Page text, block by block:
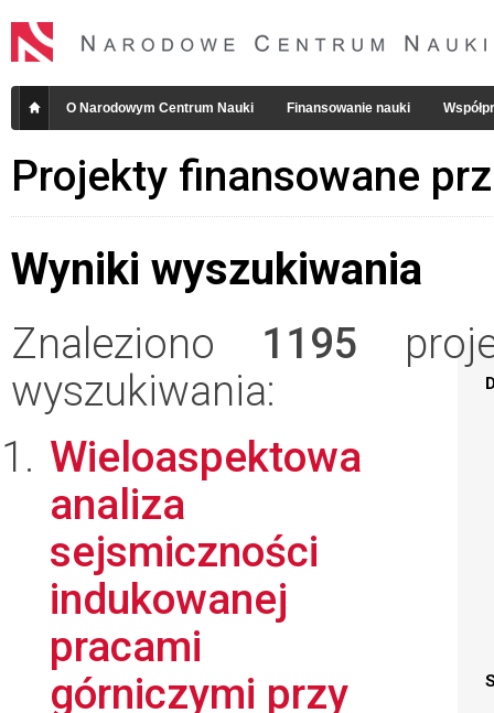
O Narodowym Centrum Nauki Finansowanie nauki
Projekty finansowane
Wyniki wyszukiwania
Znaleziono 1195
wyszukiwania:
Wieloaspektowa
analiza
sejsmiczności
indukowanej
pracami
górniczymi przy